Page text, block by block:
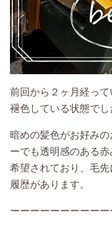
前回から２ヶ月経っ
褪色している状態でし
暗めの髪色がお好み
ーでも透明感のある
希望されており、毛
履歴があります。
ーーーーーーーーー